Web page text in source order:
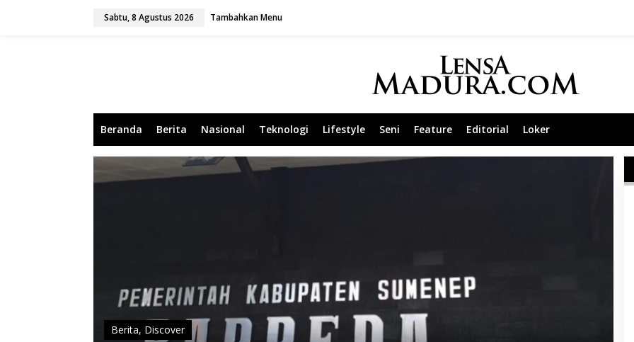
Sabtu, 8 Agustus 2026 Tambahkan Menu
Beranda Berita Nasional Teknologi Lifestyle Seni Feature Editorial Loker
Berita, Discover